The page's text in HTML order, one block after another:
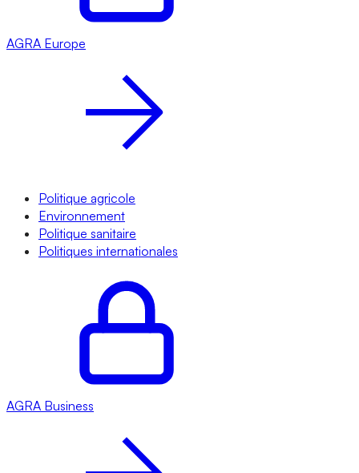
AGRA Europe
Politique agricole
Environnement
Politique sanitaire
Politiques internationales
AGRA Business